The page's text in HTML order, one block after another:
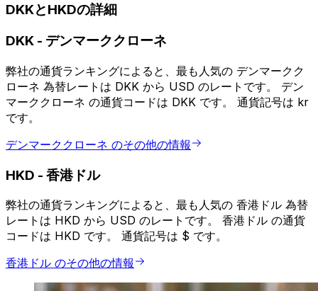
DKKとHKDの詳細
DKK - デンマーククローネ
弊社の通貨ランキングによると、最も人気の デンマークク
ローネ 為替レートは DKK から USD のレートです。 デン
マーククローネ の通貨コードは DKK です。 通貨記号は kr
です。
デンマーククローネ のその他の情報
HKD - 香港ドル
弊社の通貨ランキングによると、最も人気の 香港ドル 為替
レートは HKD から USD のレートです。 香港ドル の通貨
コードは HKD です。 通貨記号は $ です。
香港ドル のその他の情報